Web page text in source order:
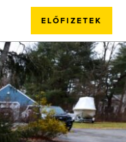
ELŐFIZETEK